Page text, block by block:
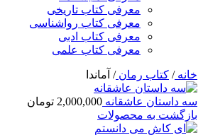
معرفی کتاب تاریخی
معرفی کتاب رواشناسی
معرفی کتاب ادبی
معرفی کتاب علمی
خانه/ کتاب رمان/ آماندا
سه داستان عاشقانه 2,000,000 تومان
بازگشت به محصولات